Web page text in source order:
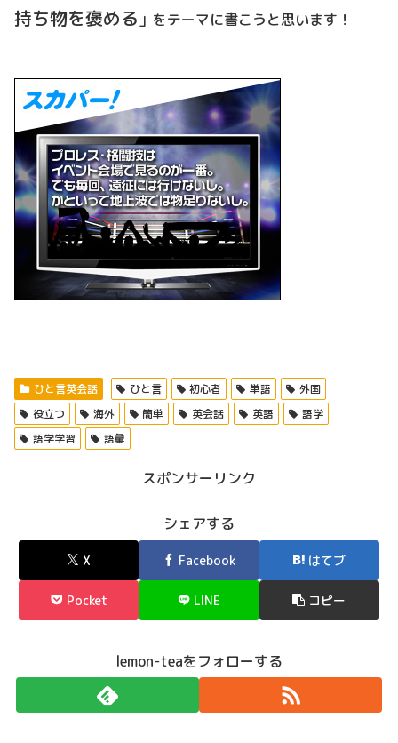
持ち物を褒める 」をテーマに書こうと思います！
ひと言英会話 ひと言 初心者 単語
外国
役立つ
海外 簡単 英会話 英語
語学
語学学習
語彙
スポンサーリンク
シェアする
X Facebook はてブ
Pocket LINE コピー
lemon-teaをフォローする